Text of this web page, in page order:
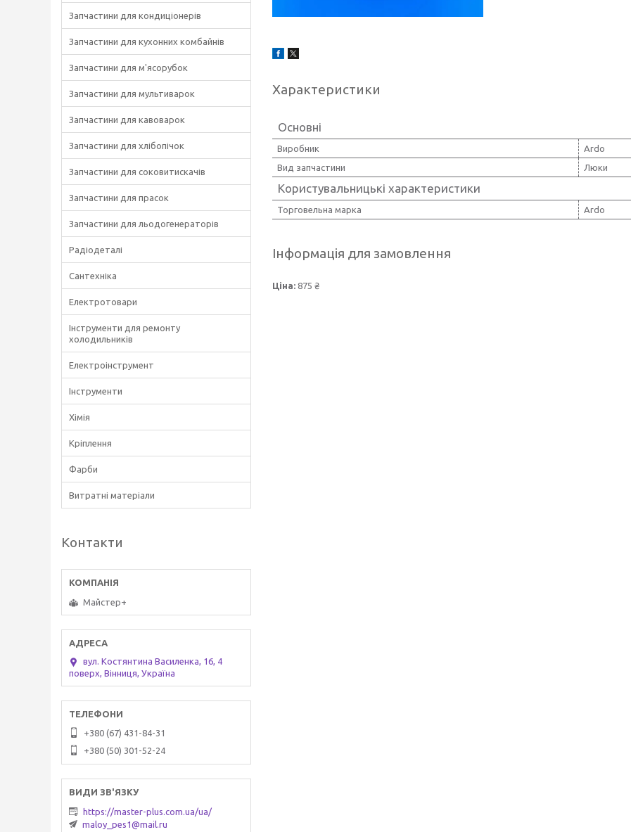
Характеристики
Основні
Виробник
Ardo
Вид запчастини
Люки
Користувальницькі характеристики
Торговельна марка Ardo
Інформація для замовлення
Ціна: 875 ₴
Запчастини для кондиціонерів
Запчастини для кухонних комбайнів
Запчастини для м'ясорубок
Запчастини для мультиварок
Запчастини для кавоварок
Запчастини для хлібопічок
Запчастини для соковитискачів
Запчастини для прасок
Запчастини для льодогенераторів
Радіодеталі
Сантехніка
Електротовари
Інструменти для ремонту
холодильників
Електроінструмент
Інструменти
Хімія
Кріплення
Фарби
Витратні матеріали
Контакти
Майстер+
вул. Костянтина Василенка, 16, 4
поверх, Вінниця, Україна
+380 (67) 431-84-31
+380 (50) 301-52-24
https://master-plus.com.ua/ua/
maloy_pes1@mail.ru